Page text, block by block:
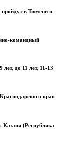
в Тюмени в
командный
до 11 лет, 11-13
края
Казани (Республика